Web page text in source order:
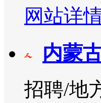
网站详
内蒙
招聘/地